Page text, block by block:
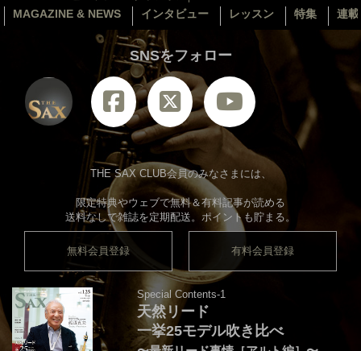
MAGAZINE & NEWS インタビュー レッスン 特集 連
SNSをフォロー
THE SAX CLUB会員のみなさまには、
限定特典やウェブで無料＆有料記事が読める
送料なしで雑誌を定期配送。ポイントも貯まる。
無料会員登録 有料会員登録
Special Contents-1
天然リード
一挙25モデル吹き比べ